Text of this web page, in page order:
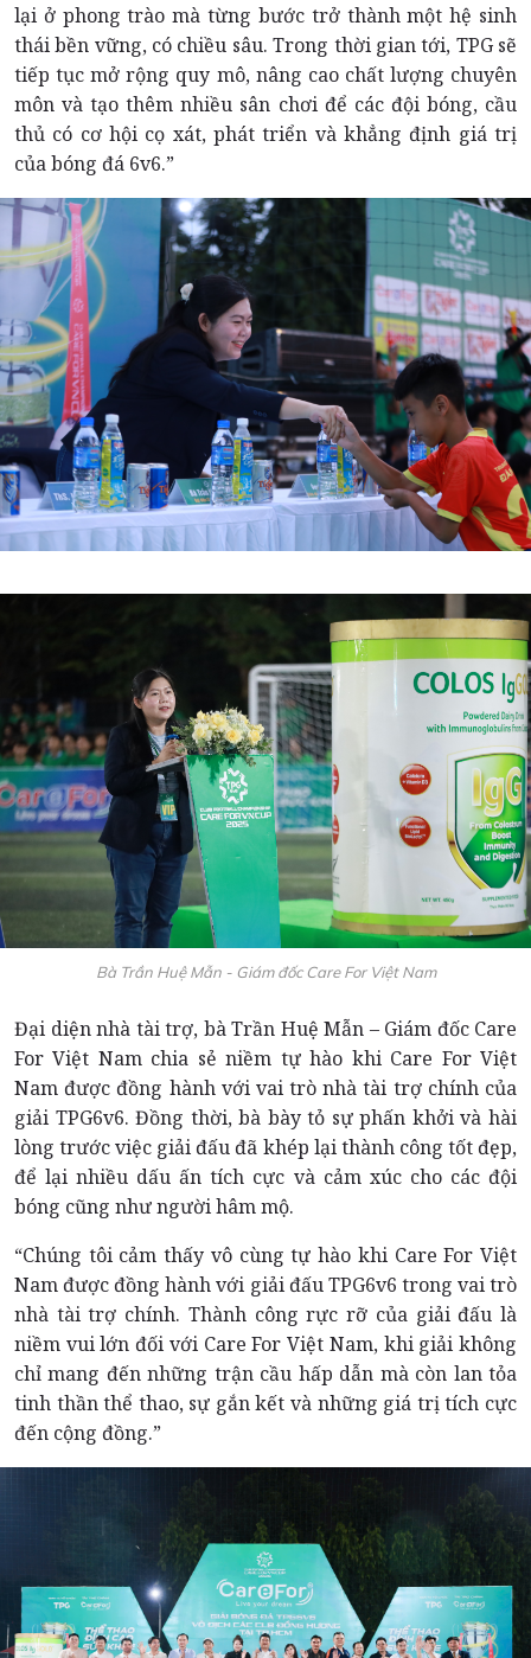
lại ở phong trào mà từng bước trở thành một hệ sinh
thái bền vững, có chiều sâu. Trong thời gian tới, TPG sẽ
tiếp tục mở rộng quy mô, nâng cao chất lượng chuyên
môn và tạo thêm nhiều sân chơi để các đội bóng, cầu
thủ có cơ hội cọ xát, phát triển và khẳng định giá trị
của bóng đá 6v6.”
Bà Trần Huệ Mẫn - Giám đốc Care For Việt Nam
Đại diện nhà tài trợ, bà Trần Huệ Mẫn – Giám đốc Care
For Việt Nam chia sẻ niềm tự hào khi Care For Việt
Nam được đồng hành với vai trò nhà tài trợ chính của
giải TPG6v6. Đồng thời, bà bày tỏ sự phấn khởi và hài
lòng trước việc giải đấu đã khép lại thành công tốt đẹp,
để lại nhiều dấu ấn tích cực và cảm xúc cho các đội
bóng cũng như người hâm mộ.
“Chúng tôi cảm thấy vô cùng tự hào khi Care For Việt
Nam được đồng hành với giải đấu TPG6v6 trong vai trò
nhà tài trợ chính. Thành công rực rỡ của giải đấu là
niềm vui lớn đối với Care For Việt Nam, khi giải không
chỉ mang đến những trận cầu hấp dẫn mà còn lan tỏa
tinh thần thể thao, sự gắn kết và những giá trị tích cực
đến cộng đồng.”